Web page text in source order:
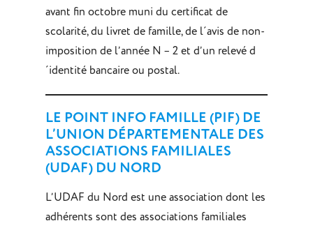
avant fin octobre muni du certificat de
scolarité, du livret de famille, de l´avis de non-
imposition de l’année N – 2 et d’un relevé d
´identité bancaire ou postal.
LE POINT INFO FAMILLE (PIF) DE
L’UNION DÉPARTEMENTALE DES
ASSOCIATIONS FAMILIALES
(UDAF) DU NORD
L’UDAF du Nord est une association dont les
adhérents sont des associations familiales